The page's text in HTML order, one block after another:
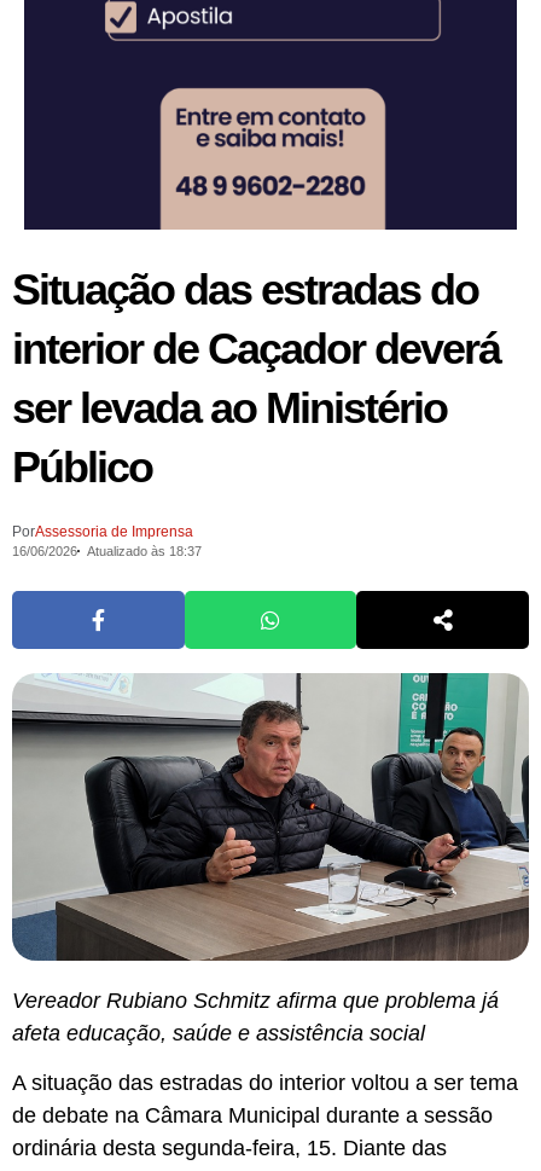
Situação das estradas do
interior de Caçador deverá
ser levada ao Ministério
Público
PorAssessoria de Imprensa
16/06/2026 Atualizado às 18:37
Vereador Rubiano Schmitz afirma que problema já
afeta educação, saúde e assistência social
A situação das estradas do interior voltou a ser tema
de debate na Câmara Municipal durante a sessão
ordinária desta segunda-feira, 15. Diante das